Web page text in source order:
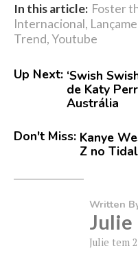
In this article: Foster
Internacional,
Trend,Youtube
Up Next: ‘Swish
de Katy
Austrália
Don't Miss: Kanye
Z no Tidal
Written
Julie
Julie tem